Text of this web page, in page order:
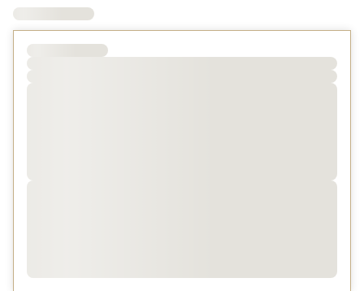
・その他、ご案内等につきましては下記URLよりお入り
頂き、ご確認下さい。
https://okura.com/ja/japan-airlines/
・JALクーポンでお支払いいただけます。